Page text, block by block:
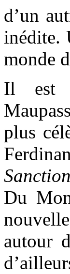
d’un
inédite.
monde
Il est
plus
Sanction
Du
autour